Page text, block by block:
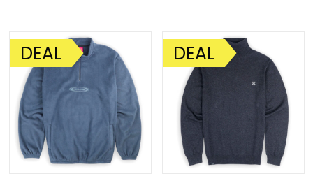
AANBIEDING!
DEAL AANBIEDING!
DEAL